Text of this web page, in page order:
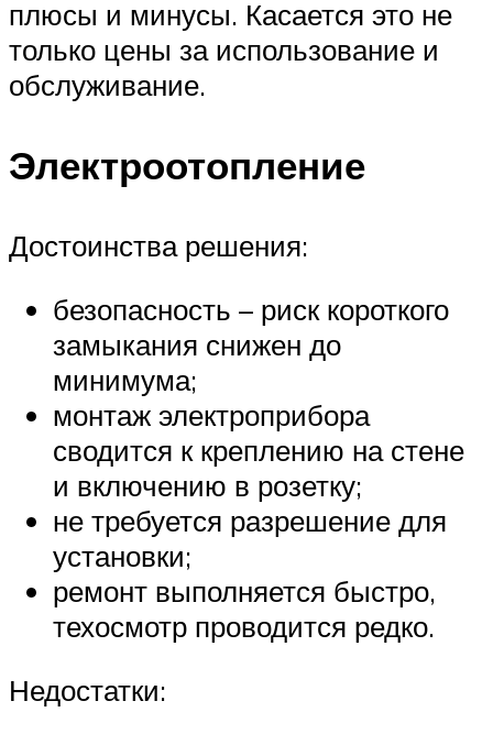
плюсы и минусы. Касается это не
только цены за использование и
обслуживание.
Электроотопление
Достоинства решения:
безопасность – риск короткого
замыкания снижен до
минимума;
монтаж электроприбора
сводится к креплению на стене
и включению в розетку;
не требуется разрешение для
установки;
ремонт выполняется быстро,
техосмотр проводится редко.
Недостатки: